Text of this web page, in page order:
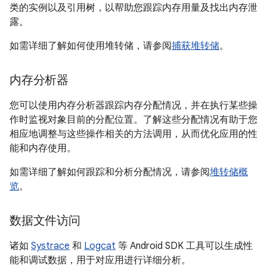
类的实例以及引用树，以帮助您跟踪内存用量及找出内存泄
露。
如需详细了解如何使用堆转储，请参阅捕获堆转储。
内存分析器
您可以使用内存分析器跟踪内存分配情况，并在执行某些操
作时监视对象目前的分配位置。了解这些分配情况有助于您
相应地调整与这些操作相关的方法调用，从而优化应用的性
能和内存使用。
如需详细了解如何跟踪和分析分配情况，请参阅堆转储概
览。
数据文件访问
诸如 Systrace 和 Logcat 等 Android SDK 工具可以生成性
能和调试数据，用于对应用进行详细分析。